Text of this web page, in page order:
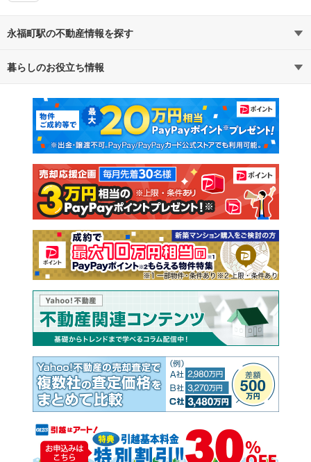
永福町駅の不動産情報を探す
不動産・住宅
新築マンション 中古マンション
新築一戸建て 中古一戸建て
注文住宅 土地
売却査定
暮らしのお役立ち情報
マンションカタログ 教えて！住まいの先生